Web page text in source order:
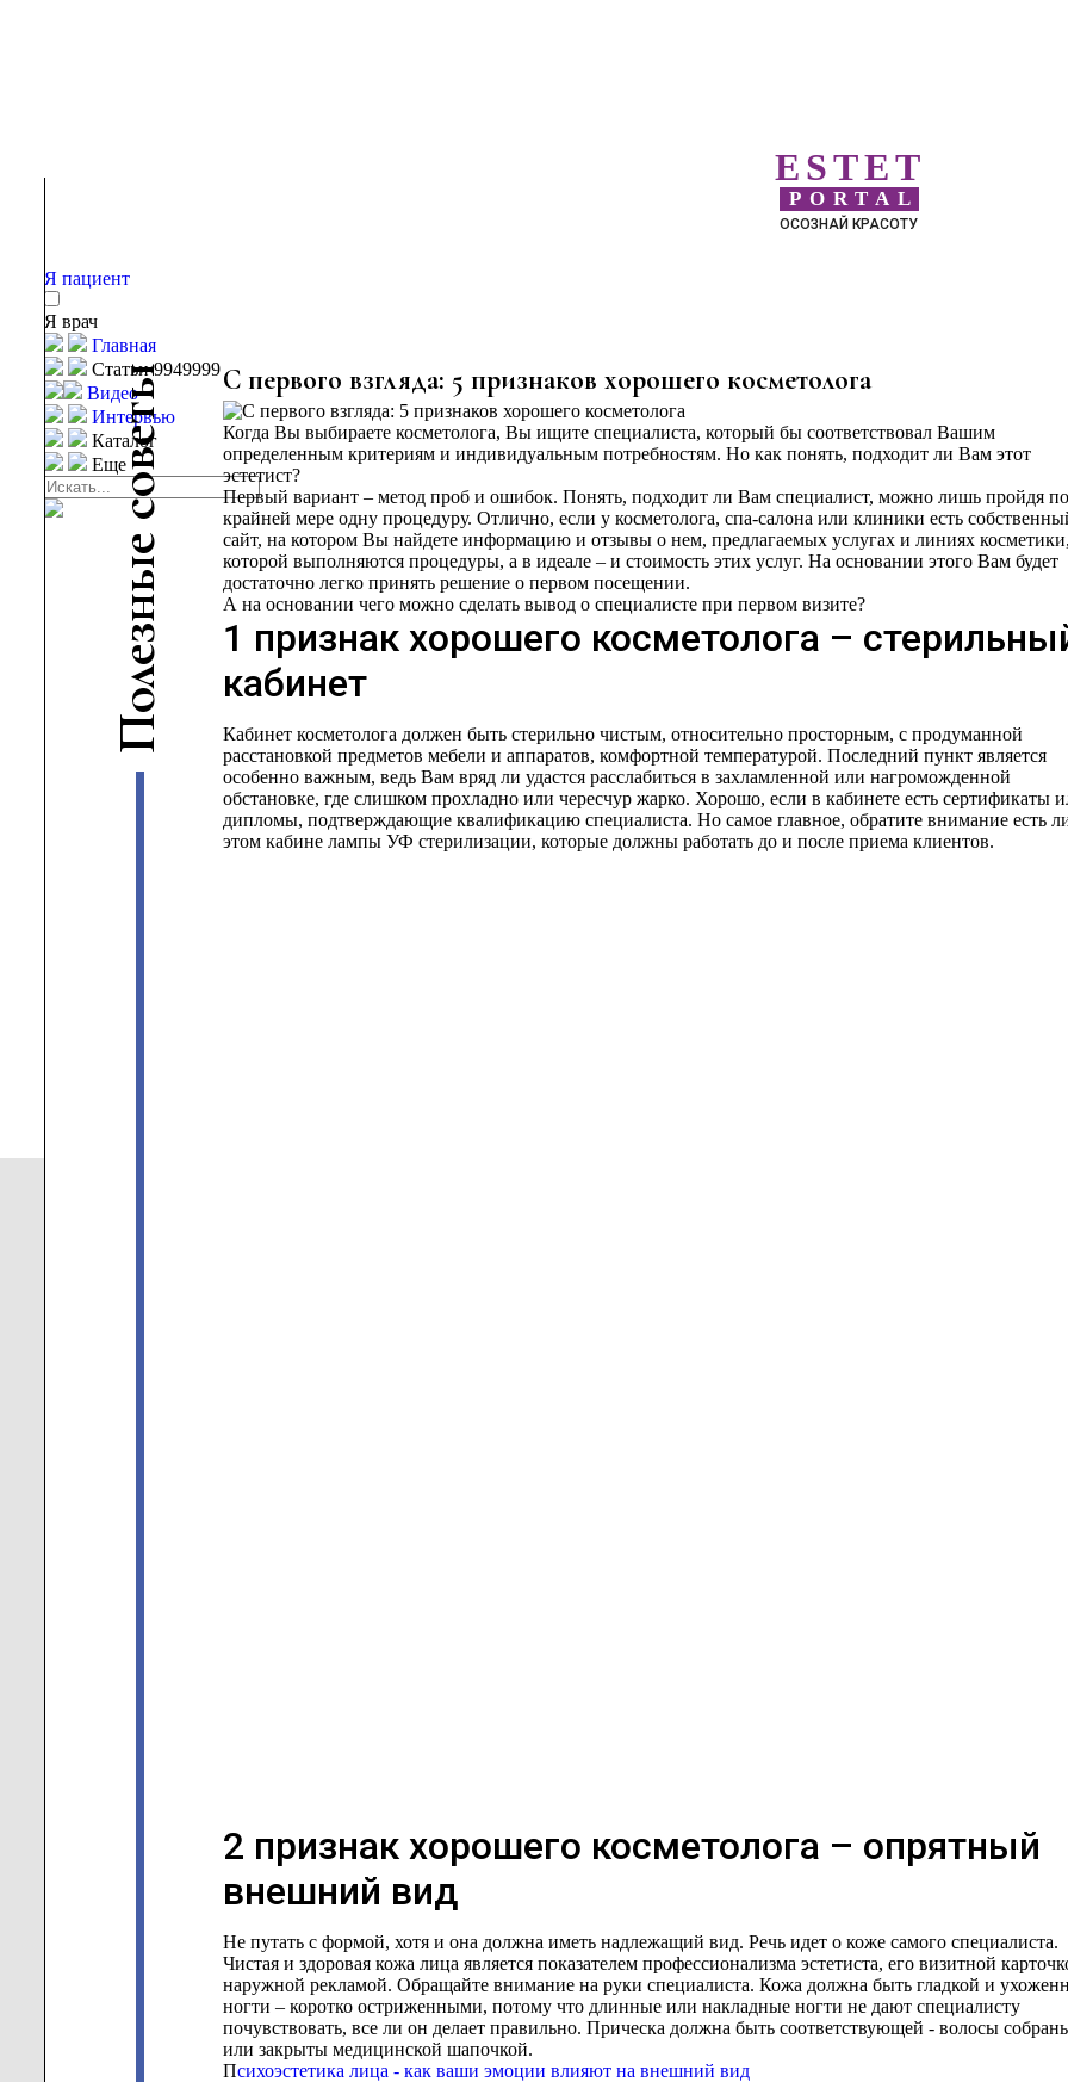
ESTET
PORTAL
ОСОЗНАЙ КРАСОТУ
Я пациент
Я врач
Главная
Статьи 9949999
Видео
Интервью
Каталог
Еще
П
о
л
е
з
н
ы
е
с
о
в
е
т
ы С первого взгляда: 5 признаков хорошего косметолога
Когда Вы выбираете косметолога, Вы ищите специалиста, который бы соответствовал Вашим
определенным критериям и индивидуальным потребностям. Но как понять, подходит ли Вам этот
эстетист?
Первый вариант – метод проб и ошибок. Понять, подходит ли Вам специалист, можно лишь пройдя по
крайней мере одну процедуру. Отлично, если у косметолога, спа-салона или клиники есть
сайт, на котором Вы найдете информацию и отзывы о нем, предлагаемых услугах и линиях
которой выполняются процедуры, а в идеале – и стоимость этих услуг. На основании этого Вам будет
достаточно легко принять решение о первом посещении.
А на основании чего можно сделать вывод о специалисте при первом визите?
1 признак хорошего косметолога –
кабинет
Кабинет косметолога должен быть стерильно чистым, относительно просторным, с продуманной
расстановкой предметов мебели и аппаратов, комфортной температурой. Последний пункт является
особенно важным, ведь Вам вряд ли удастся расслабиться в захламленной или нагроможденной
обстановке, где слишком прохладно или чересчур жарко. Хорошо, если в кабинете есть сертификаты
дипломы, подтверждающие квалификацию специалиста. Но самое главное, обратите внимание есть
этом кабине лампы УФ стерилизации, которые должны работать до и после приема клиентов.
2 признак хорошего косметолога – опрятный
внешний вид
Не путать с формой, хотя и она должна иметь надлежащий вид. Речь идет о коже самого специалиста.
Чистая и здоровая кожа лица является показателем профессионализма эстетиста, его визитной
наружной рекламой. Обращайте внимание на руки специалиста. Кожа должна быть гладкой и
ногти – коротко остриженными, потому что длинные или накладные ногти не дают специалисту
почувствовать, все ли он делает правильно. Прическа должна быть соответствующей - волосы
или закрыты медицинской шапочкой.
Психоэстетика лица - как ваши эмоции влияют на внешний вид